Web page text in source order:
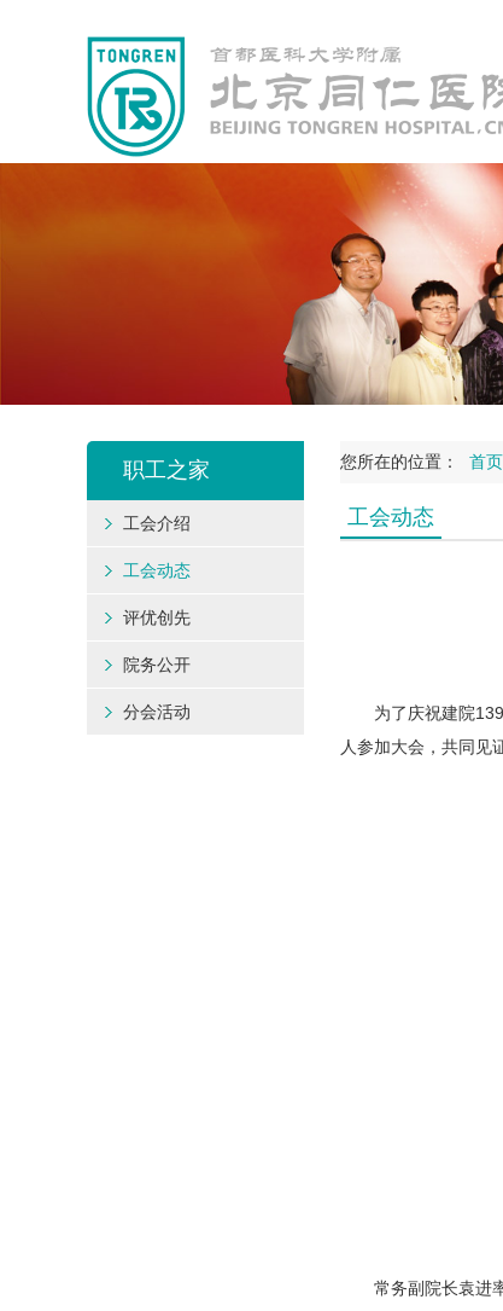
职工之家
工会介绍
工会动态
评优创先
院务公开
分会活动
您所在的位置： 首页
工会动态
为了庆祝建院139
人参加大会，共同见
常务副院长袁进